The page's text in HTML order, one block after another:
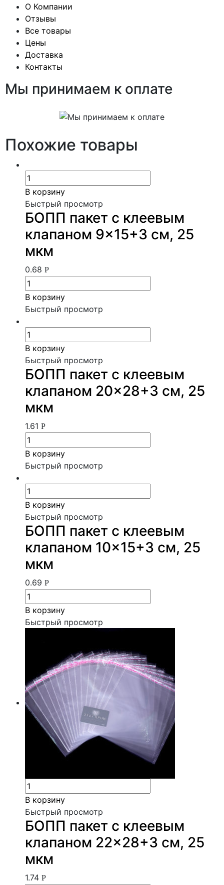
О Компании
Отзывы
Все товары
Цены
Доставка
Контакты
Мы принимаем к оплате
Похожие товары
В корзину
Быстрый просмотр
БОПП пакет с клеевым
клапаном 9×15+3 см, 25
мкм
0.68 Р
В корзину
Быстрый просмотр
В корзину
Быстрый просмотр
БОПП пакет с клеевым
клапаном 20×28+3 см, 25
мкм
1.61 Р
В корзину
Быстрый просмотр
В корзину
Быстрый просмотр
БОПП пакет с клеевым
клапаном 10×15+3 см, 25
мкм
0.69 Р
В корзину
Быстрый просмотр
В корзину
Быстрый просмотр
БОПП пакет с клеевым
клапаном 22×28+3 см, 25
мкм
1.74 Р